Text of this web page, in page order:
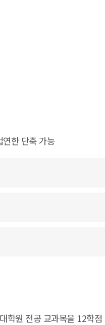
한 단축 가능
학원 전공 교과목을 12학